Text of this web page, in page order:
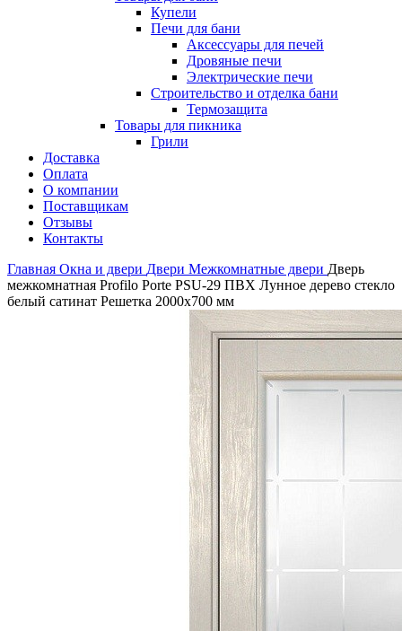
Купели
Печи для бани
Аксессуары для печей
Дровяные печи
Электрические печи
Строительство и отделка бани
Термозащита
Товары для пикника
Грили
Доставка
Оплата
О компании
Поставщикам
Отзывы
Контакты
Главная Окна и двери Двери Межкомнатные двери Дверь
межкомнатная Profilo Porte PSU-29 ПВХ Лунное дерево стекло
белый сатинат Решетка 2000х700 мм